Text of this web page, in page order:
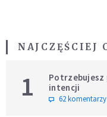
NAJCZĘŚCIEJ
1
Potrzebujesz
intencji
62 komentarzy